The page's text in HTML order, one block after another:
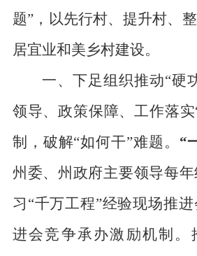
题” ，以先行村、 提升村、
居宜业和美乡村建设。
一、下足组织推动“硬
领导、政策保障、工作落实
制，破解“如何干”难题。 “
州委、州政府主要领导每
习 “千万工程”经验现场推
进会竞争承办激励机制。